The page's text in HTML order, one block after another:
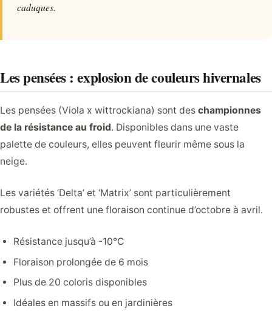
caduques.
Les pensées : explosion de couleurs hivernales
Les pensées (Viola x wittrockiana) sont des championnes
de la résistance au froid. Disponibles dans une vaste
palette de couleurs, elles peuvent fleurir même sous la
neige.
Les variétés ‘Delta’ et ‘Matrix’ sont particulièrement
robustes et offrent une floraison continue d’octobre à avril.
Résistance jusqu’à -10°C
Floraison prolongée de 6 mois
Plus de 20 coloris disponibles
Idéales en massifs ou en jardinières